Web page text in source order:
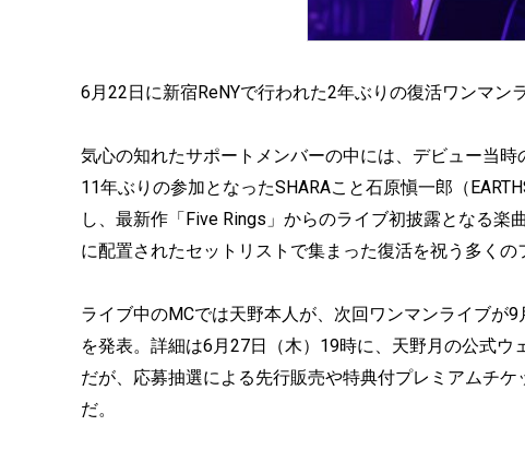
6月22日に新宿ReNYで行われた2年ぶりの復活ワンマン
気心の知れたサポートメンバーの中には、デビュー当
11年ぶりの参加となったSHARAこと石原愼一郎（
し、最新作「Five Rings」からのライブ初披露となる
に配置されたセットリストで集まった復活を祝う多くの
ライブ中のMCでは天野本人が、次回ワンマンライブが
を発表。詳細は6月27日（木）19時に、天野月の公式
だが、応募抽選による先行販売や特典付プレミアムチ
だ。